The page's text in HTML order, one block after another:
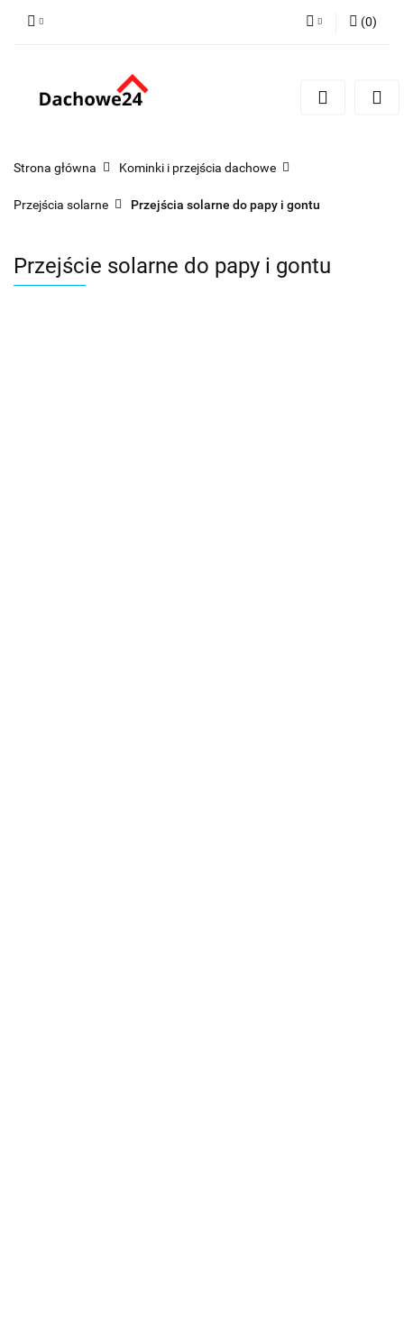
Zarejestruj się
(0)
Strona główna Kominki i przejścia dachowe
Przejścia solarne Przejścia solarne do papy i gontu
Przejście solarne do papy i gontu